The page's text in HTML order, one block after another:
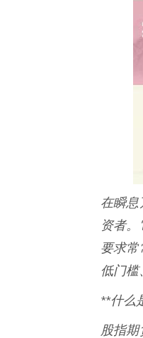
在瞬息
资者
要求常
低门槛
**什么
股指